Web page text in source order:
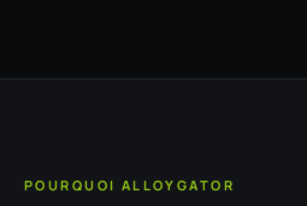
POURQUOI ALLOYGATOR